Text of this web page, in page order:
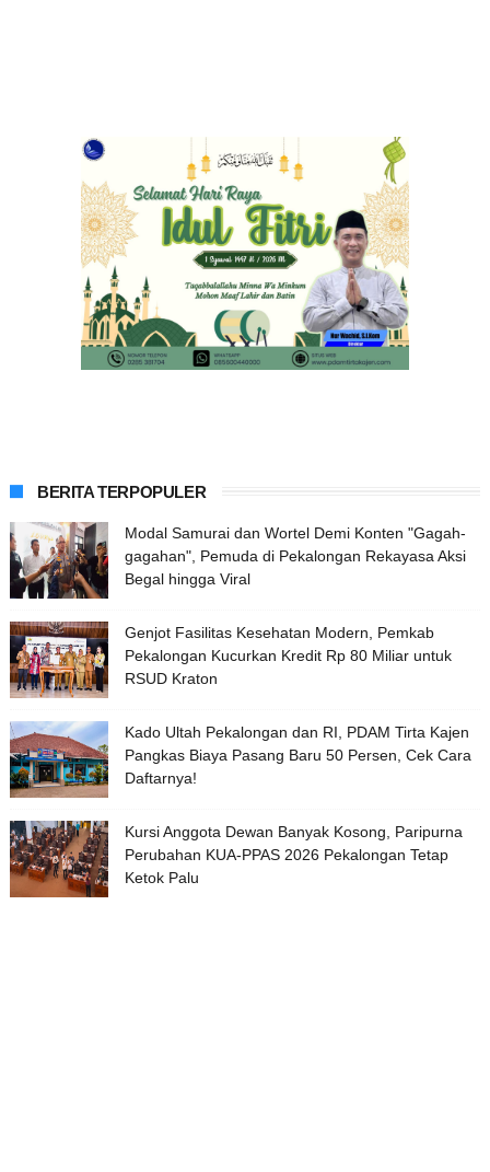
BERITA TERPOPULER
Modal Samurai dan Wortel Demi Konten "Gagah-
gagahan", Pemuda di Pekalongan Rekayasa Aksi
Begal hingga Viral
Genjot Fasilitas Kesehatan Modern, Pemkab
Pekalongan Kucurkan Kredit Rp 80 Miliar untuk
RSUD Kraton
Kado Ultah Pekalongan dan RI, PDAM Tirta Kajen
Pangkas Biaya Pasang Baru 50 Persen, Cek Cara
Daftarnya!
Kursi Anggota Dewan Banyak Kosong, Paripurna
Perubahan KUA-PPAS 2026 Pekalongan Tetap
Ketok Palu